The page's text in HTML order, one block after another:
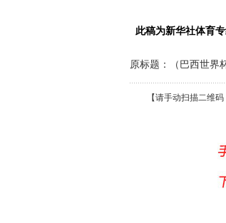
此稿为新华社体育
原标题：（巴西世界
【请手动扫描二维码，